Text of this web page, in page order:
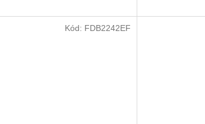
Kód: FDB2242EF